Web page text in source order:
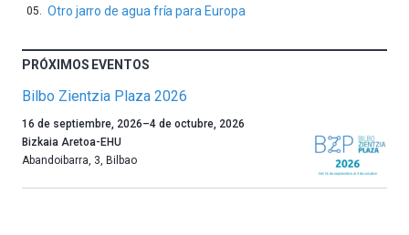
Otro jarro de agua fría para Europa
PRÓXIMOS EVENTOS
Bilbo Zientzia Plaza 2026
Un
año
más,
16 de septiembre, 2026–4 de octubre, 2026
Bizkaia Aretoa-EHU
Abandoibarra, 3, Bilbao